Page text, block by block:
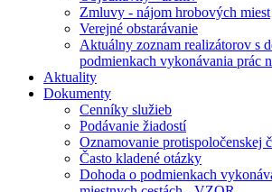
Zmluvy - nájom hrobových miest
Verejné obstarávanie
Aktuálny zoznam realizátorov s
podmienkach vykonávania prác
Aktuality
Dokumenty
Cenníky služieb
Podávanie žiadostí
Oznamovanie protispoločenskej
Často kladené otázky
Dohoda o podmienkach